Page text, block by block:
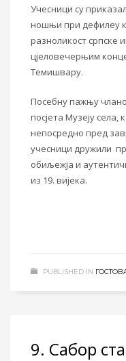
Учесници су
ношњи при дефилеу
разноликост српске
цјеловечерњим
Темишвару.
Посебну пажњу
посјета Музеју села,
непосредно пред
учесници дружили
обиљежја и
из 19. вијека.
PUBLISHED IN
9. Сабор